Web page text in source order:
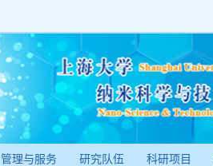
管理与服务 研究队伍 科研项目